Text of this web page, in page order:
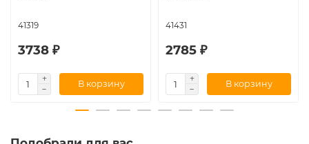
41319
3738 ₽
В корзину
41431
2785 ₽
В корзину